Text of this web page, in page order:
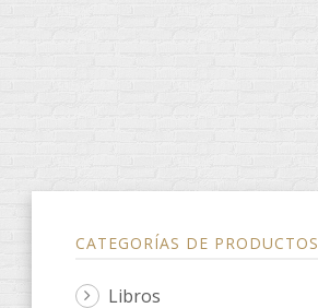
CATEGORÍAS DE PRODUCTOS
Libros